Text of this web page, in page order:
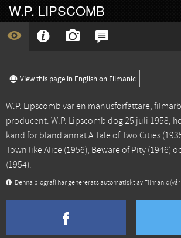
W.P. LIPSCOMB
View this page in English on Filmanic
W.P. Lipscomb var en manusförfattare,
producent. W.P. Lipscomb dog 25 juli 1958,
känd för bland annatA Tale of Two Cities
Town like Alice (1956), Beware of Pity (1946)
(1954).
Denna biografi har genererats automatiskt av Filmanic